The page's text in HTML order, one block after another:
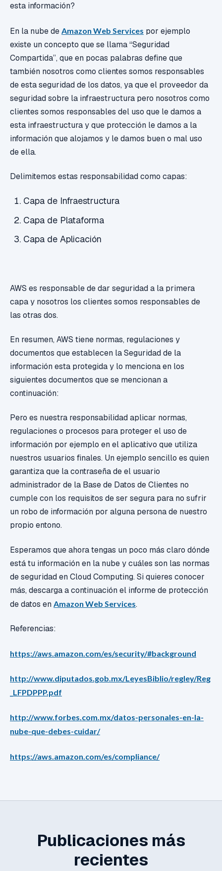
esta información?
En la nube de Amazon Web Services por ejemplo
existe un concepto que se llama “Seguridad
Compartida”, que en pocas palabras define que
también nosotros como clientes somos responsables
de esta seguridad de los datos, ya que el proveedor da
seguridad sobre la infraestructura pero nosotros como
clientes somos responsables del uso que le damos a
esta infraestructura y que protección le damos a la
información que alojamos y le damos buen o mal uso
de ella.
Delimitemos estas responsabilidad como capas:
Capa de Infraestructura
Capa de Plataforma
Capa de Aplicación
AWS es responsable de dar seguridad a la primera
capa y nosotros los clientes somos responsables de
las otras dos.
En resumen, AWS tiene normas, regulaciones y
documentos que establecen la Seguridad de la
información esta protegida y lo menciona en los
siguientes documentos que se mencionan a
continuación:
Pero es nuestra responsabilidad aplicar normas,
regulaciones o procesos para proteger el uso de
información por ejemplo en el aplicativo que utiliza
nuestros usuarios finales. Un ejemplo sencillo es quien
garantiza que la contraseña de el usuario
administrador de la Base de Datos de Clientes no
cumple con los requisitos de ser segura para no sufrir
un robo de información por alguna persona de nuestro
propio entono.
Esperamos que ahora tengas un poco más claro dónde
está tu información en la nube y cuáles son las normas
de seguridad en Cloud Computing. Si quieres conocer
más, descarga a continuación el informe de protección
de datos en Amazon Web Services.
Referencias:
https://aws.amazon.com/es/security/#background
http://www.diputados.gob.mx/LeyesBiblio/regley/Reg
_LFPDPPP.pdf
http://www.forbes.com.mx/datos-personales-en-la-
nube-que-debes-cuidar/
https://aws.amazon.com/es/compliance/
Publicaciones más
recientes